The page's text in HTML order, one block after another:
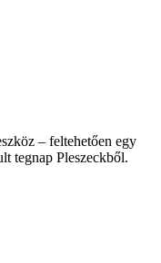
– feltehetően egy
tegnap Pleszeckből.